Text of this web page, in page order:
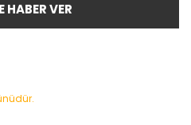
HABER VER